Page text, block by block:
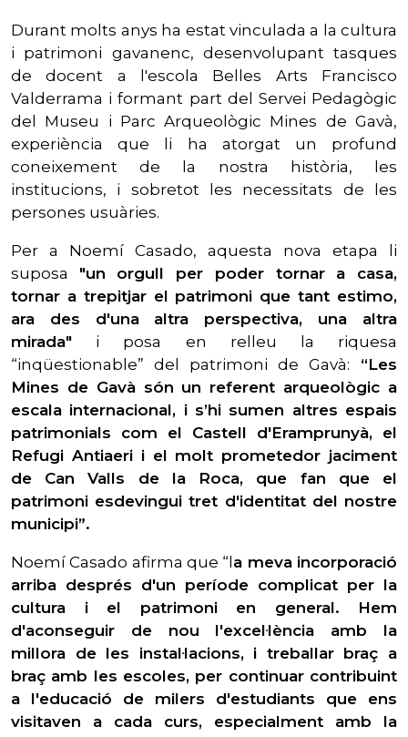
Durant molts anys ha estat vinculada a la cultura
i patrimoni gavanenc, desenvolupant tasques
de docent a l'escola Belles Arts Francisco
Valderrama i formant part del Servei Pedagògic
del Museu i Parc Arqueològic Mines de Gavà,
experiència que li ha atorgat un profund
coneixement de la nostra història, les
institucions, i sobretot les necessitats de les
persones usuàries.
Per a Noemí Casado, aquesta nova etapa li
suposa "un orgull per poder tornar a casa,
tornar a trepitjar el patrimoni que tant estimo,
ara des d'una altra perspectiva, una altra
mirada" i posa en relleu la riquesa
“inqüestionable” del patrimoni de Gavà: “Les
Mines de Gavà són un referent arqueològic a
escala internacional, i s’hi sumen altres espais
patrimonials com el Castell d'Eramprunyà, el
Refugi Antiaeri i el molt prometedor jaciment
de Can Valls de la Roca, que fan que el
patrimoni esdevingui tret d'identitat del nostre
municipi”.
Noemí Casado afirma que “la meva incorporació
arriba després d'un període complicat per la
cultura i el patrimoni en general. Hem
d'aconseguir de nou l'excel·lència amb la
millora de les instal·lacions, i treballar braç a
braç amb les escoles, per continuar contribuint
a l'educació de milers d'estudiants que ens
visitaven a cada curs, especialment amb la